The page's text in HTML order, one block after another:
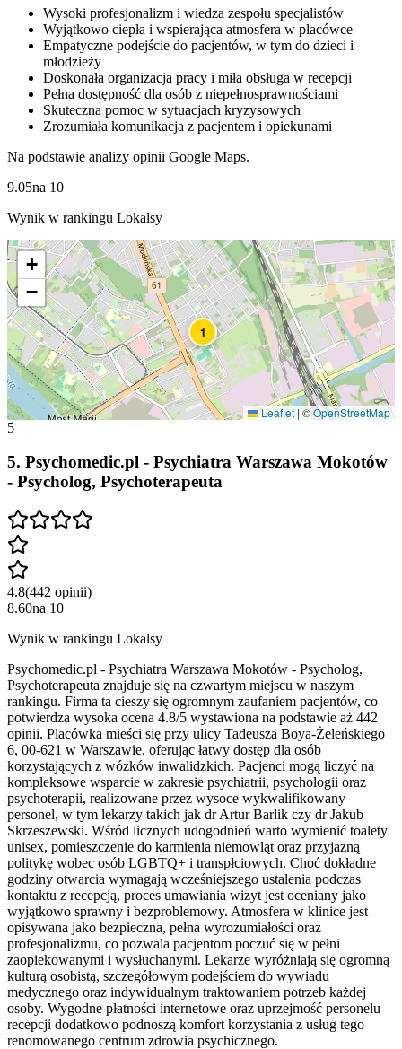
Wysoki profesjonalizm i wiedza zespołu specjalistów
Wyjątkowo ciepła i wspierająca atmosfera w placówce
Empatyczne podejście do pacjentów, w tym do dzieci i
młodzieży
Doskonała organizacja pracy i miła obsługa w recepcji
Pełna dostępność dla osób z niepełnosprawnościami
Skuteczna pomoc w sytuacjach kryzysowych
Zrozumiała komunikacja z pacjentem i opiekunami
Na podstawie analizy opinii Google Maps.
9.05na 10
Wynik w rankingu Lokalsy
1
+
−
Leaflet | ©OpenStreetMap
5
5. Psychomedic.pl - Psychiatra Warszawa Mokotów
- Psycholog, Psychoterapeuta
4.8(442 opinii)
8.60na 10
Wynik w rankingu Lokalsy
Psychomedic.pl - Psychiatra Warszawa Mokotów - Psycholog,
Psychoterapeuta znajduje się na czwartym miejscu w naszym
rankingu. Firma ta cieszy się ogromnym zaufaniem pacjentów, co
potwierdza wysoka ocena 4.8/5 wystawiona na podstawie aż 442
opinii. Placówka mieści się przy ulicy Tadeusza Boya-Żeleńskiego
6, 00-621 w Warszawie, oferując łatwy dostęp dla osób
korzystających z wózków inwalidzkich. Pacjenci mogą liczyć na
kompleksowe wsparcie w zakresie psychiatrii, psychologii oraz
psychoterapii, realizowane przez wysoce wykwalifikowany
personel, w tym lekarzy takich jak dr Artur Barlik czy dr Jakub
Skrzeszewski. Wśród licznych udogodnień warto wymienić toalety
unisex, pomieszczenie do karmienia niemowląt oraz przyjazną
politykę wobec osób LGBTQ+ i transpłciowych. Choć dokładne
godziny otwarcia wymagają wcześniejszego ustalenia podczas
kontaktu z recepcją, proces umawiania wizyt jest oceniany jako
wyjątkowo sprawny i bezproblemowy. Atmosfera w klinice jest
opisywana jako bezpieczna, pełna wyrozumiałości oraz
profesjonalizmu, co pozwala pacjentom poczuć się w pełni
zaopiekowanymi i wysłuchanymi. Lekarze wyróżniają się ogromną
kulturą osobistą, szczegółowym podejściem do wywiadu
medycznego oraz indywidualnym traktowaniem potrzeb każdej
osoby. Wygodne płatności internetowe oraz uprzejmość personelu
recepcji dodatkowo podnoszą komfort korzystania z usług tego
renomowanego centrum zdrowia psychicznego.